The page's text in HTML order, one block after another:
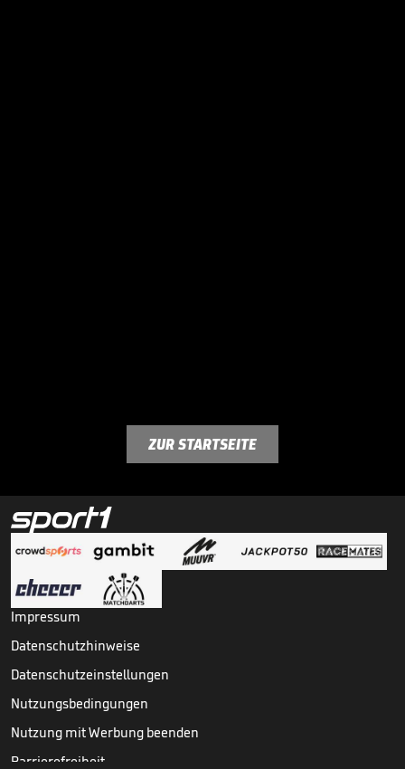
ZUR STARTSEITE
Impressum
Datenschutzhinweise
Datenschutzeinstellungen
Nutzungsbedingungen
Nutzung mit Werbung beenden
Barrierefreiheit